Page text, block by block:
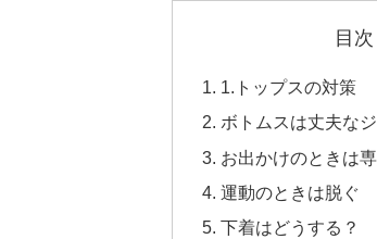
目次
1.トップスの対策
ボトムスは丈夫な
お出かけのときは
運動のときは脱ぐ
下着はどうする？